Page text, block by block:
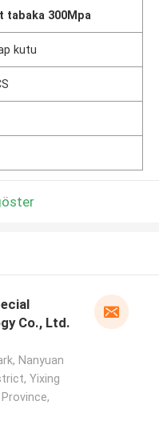
tabaka 300Mpa
kutu
Co., Ltd.
Nanyuan
Yixing